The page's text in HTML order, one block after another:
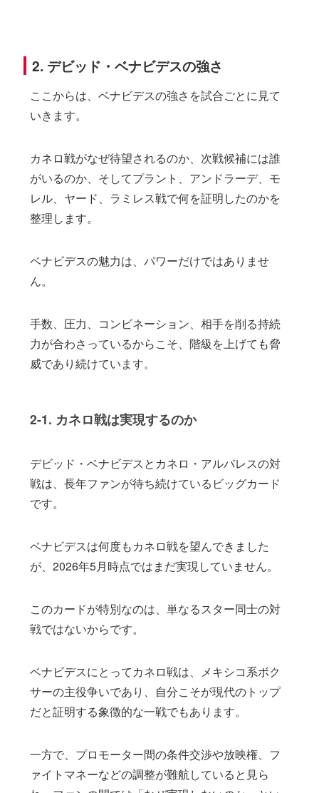
2. デビッド・ベナビデスの強さ
ここからは、ベナビデスの強さを試合ごとに見て
いきます。
カネロ戦がなぜ待望されるのか、次戦候補には誰
がいるのか、そしてプラント、アンドラーデ、モ
レル、ヤード、ラミレス戦で何を証明したのかを
整理します。
ベナビデスの魅力は、パワーだけではありませ
ん。
手数、圧力、コンビネーション、相手を削る持続
力が合わさっているからこそ、階級を上げても脅
威であり続けています。
2-1. カネロ戦は実現するのか
デビッド・ベナビデスとカネロ・アルバレスの対
戦は、長年ファンが待ち続けているビッグカード
です。
ベナビデスは何度もカネロ戦を望んできました
が、2026年5月時点ではまだ実現していません。
このカードが特別なのは、単なるスター同士の対
戦ではないからです。
ベナビデスにとってカネロ戦は、メキシコ系ボク
サーの主役争いであり、自分こそが現代のトップ
だと証明する象徴的な一戦でもあります。
一方で、プロモーター間の条件交渉や放映権、フ
ァイトマネーなどの調整が難航していると見ら